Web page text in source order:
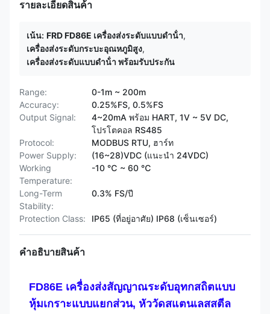
รายละเอียดสินค้า
เน้น: FRD FD86E เครื่องส่งระดับแบบดําน้ํา,
เครื่องส่งระดับกระบะอุณหภูมิสูง,
เครื่องส่งระดับแบบดําน้ํา พร้อมรับประกัน
Range:
0-1m ~ 200m
Accuracy:
0.25%FS, 0.5%FS
Output Signal:
4~20mA พร้อม HART, 1V ~ 5V DC,
โปรโตคอล RS485
Protocol:
MODBUS RTU, ฮาร์ท
Power Supply:
(16~28)VDC (แนะนำ 24VDC)
Working
Temperature:
-10 ℃ ~ 60 ℃
Long-Term
Stability:
0.3% FS/ปี
Protection Class: IP65 (ที่อยู่อาศัย) IP68 (เซ็นเซอร์)
คําอธิบายสินค้า
FD86E เครื่องส่งสัญญาณระดับอุทกสถิตแบบ
หุ้มเกราะแบบแยกส่วน, หัววัดสแตนเลสสตีล